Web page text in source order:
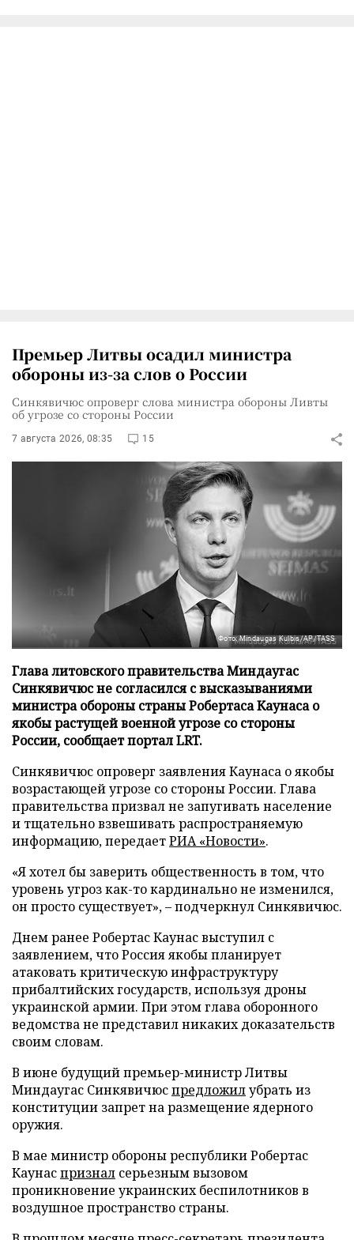
Премьер Литвы осадил министра
обороны из-за слов о России
Синкявичюс опроверг слова министра обороны Ливты
об угрозе со стороны России
7 августа 2026, 08:35 15
Фото: Mindaugas Kulbis/AP/TASS
Глава литовского правительства Миндаугас
Синкявичюс не согласился с высказываниями
министра обороны страны Робертаса Каунаса о
якобы растущей военной угрозе со стороны
России, сообщает портал LRT.
Синкявичюс опроверг заявления Каунаса о якобы
возрастающей угрозе со стороны России. Глава
правительства призвал не запугивать население
и тщательно взвешивать распространяемую
информацию, передаетРИА «Новости».
«Я хотел бы заверить общественность в том, что
уровень угроз как-то кардинально не изменился,
он просто существует», – подчеркнул Синкявичюс.
Днем ранее Робертас Каунас выступил с
заявлением, что Россия якобы планирует
атаковать критическую инфраструктуру
прибалтийских государств, используя дроны
украинской армии. При этом глава оборонного
ведомства не представил никаких доказательств
своим словам.
В июне будущий премьер-министр Литвы
Миндаугас Синкявичюспредложилубрать из
конституции запрет на размещение ядерного
оружия.
В мае министр обороны республики Робертас
Каунаспризнал серьезным вызовом
проникновение украинских беспилотников в
воздушное пространство страны.